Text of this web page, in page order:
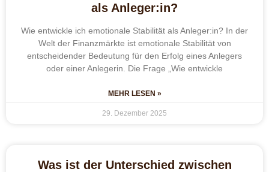
als Anleger:in?
Wie entwickle ich emotionale Stabilität als Anleger:in? In der
Welt der Finanzmärkte ist emotionale Stabilität von
entscheidender Bedeutung für den Erfolg eines Anlegers
oder einer Anlegerin. Die Frage „Wie entwickle
MEHR LESEN »
29. Dezember 2025
Was ist der Unterschied zwischen